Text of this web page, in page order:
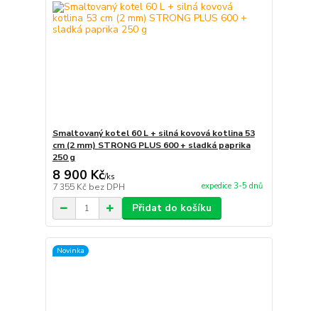
Smaltovaný kotel 60 L + silná kovová kotlina 53
cm (2 mm) STRONG PLUS 600 + sladká paprika
250 g
8 900 Kč/ks
7 355 Kč bez DPH expedice 3-5 dnů
Přidat do košíku
Novinka